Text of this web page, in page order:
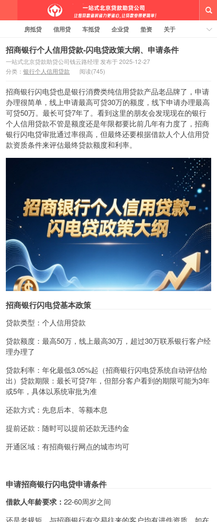
一站式北京贷款助贷钱云路博客
房抵贷 信用贷 车抵贷 企业贷 垫资
关于
线上贷款大纲
贷款知识 有问必答 标签云
招商银行个人信用贷款-闪电贷政策大纲、申请条件
一站式北京贷款助贷公司钱云路经理 发布于 2025-12-27
分类： 银行个人信用贷款 阅读(745)
招商银行闪电贷也是银行消费类纯信用贷款产品老品牌了，申请
办理很简单，线上申请最高可贷30万的额度，线下申请办理最高
可贷50万。最长可贷7年了。看到这里的朋友会发现现在的银行
个人信用贷款不管是额度还是年限都要比前几年有力度了，招商
银行闪电贷审批通过率很高，但最终还要根据借款人个人信用贷
款资质条件来评估最终贷款额度和利率。
招商银行闪电贷基本政策
贷款类型：个人信用贷款
贷款额度：最高50万，线上最高30万，超过30万联系银行客户经
理办理了
贷款利率：年化最低3.05%起（招商银行闪电贷系统自动评估给
出）贷款期限：最长可贷7年，但部分客户看到的期限可能为3年
或5年，具体以系统审批为准
还款方式：先息后本、等额本息
提前还款：随时可以提前还款无违约金
开通区域：有招商银行网点的城市均可
申请招商银行闪电贷申请条件
借款人年龄要求： 22-60周岁之间
还是老规矩，与招商银行有交易往来的客户均有进件资质，如在